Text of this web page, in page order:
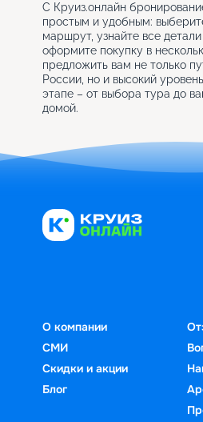
С Круиз.онлайн
простым и удобным:
маршрут, узнайте все
оформите покупку в
предложить вам не только
России, но и высокий
этапе – от выбора тура до
домой.
О компании
СМИ
Скидки и акции
Блог